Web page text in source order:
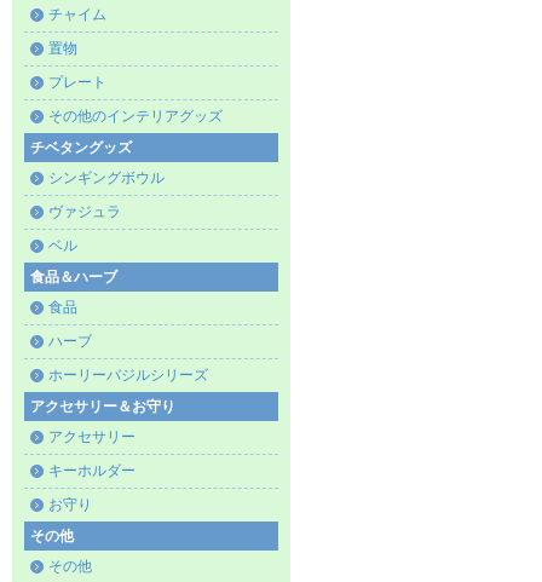
チャイム
置物
プレート
その他のインテリアグッズ
チベタングッズ
シンギングボウル
ヴァジュラ
ベル
食品＆ハーブ
食品
ハーブ
ホーリーバジルシリーズ
アクセサリー＆お守り
アクセサリー
キーホルダー
お守り
その他
その他